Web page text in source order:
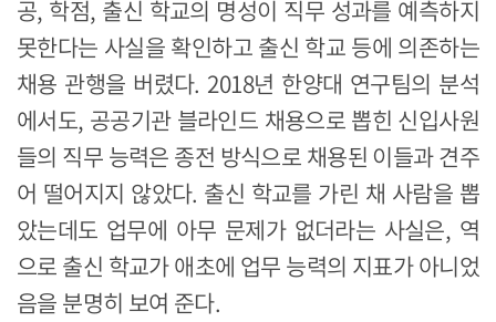
공, 학점, 출신 학교의 명성이 직무 성과를 예측하지
못한다는 사실을 확인하고 출신 학교 등에 의존하는
채용 관행을 버렸다. 2018년 한양대 연구팀의 분석
에서도, 공공기관 블라인드 채용으로 뽑힌 신입사원
들의 직무 능력은 종전 방식으로 채용된 이들과 견주
어 떨어지지 않았다. 출신 학교를 가린 채 사람을 뽑
았는데도 업무에 아무 문제가 없더라는 사실은, 역
으로 출신 학교가 애초에 업무 능력의 지표가 아니었
음을 분명히 보여 준다.